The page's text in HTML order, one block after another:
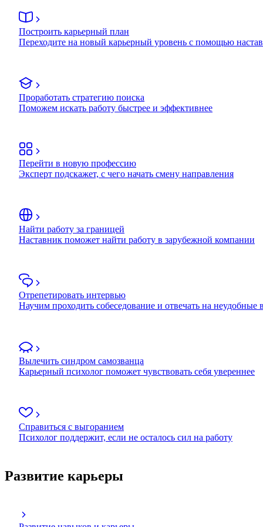
Построить карьерный план
Переходите на новый карьерный уровень с помощью
Проработать стратегию поиска
Поможем искать работу быстрее и эффективнее
Перейти в новую профессию
Эксперт подскажет, с чего начать смену направления
Найти работу за границей
Наставник поможет найти работу в зарубежной компании
Отрепетировать интервью
Научим проходить собеседование и отвечать на неудобные
Вылечить синдром самозванца
Карьерный психолог поможет чувствовать себя увереннее
Справиться с выгоранием
Психолог поддержит, если не осталось сил на работу
Развитие карьеры